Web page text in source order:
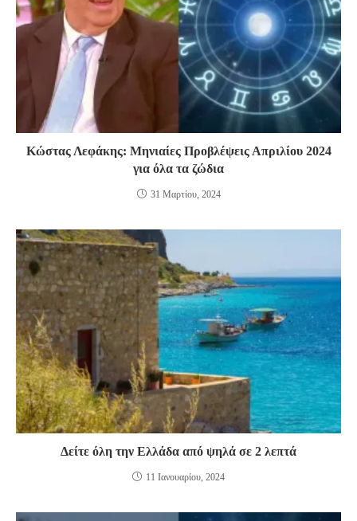
Κώστας Λεφάκης: Μηνιαίες Προβλέψεις Απριλίου 2024
για όλα τα ζώδια
31 Μαρτίου, 2024
Δείτε όλη την Ελλάδα από ψηλά σε 2 λεπτά
11 Ιανουαρίου, 2024